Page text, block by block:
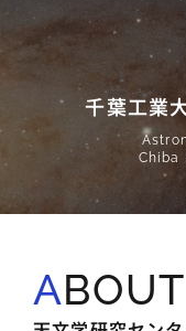
千葉工業
Chiba